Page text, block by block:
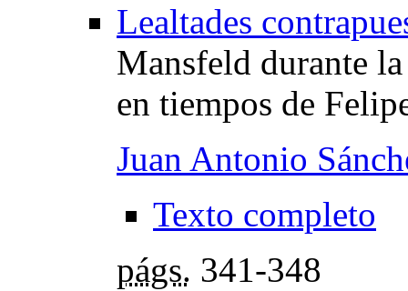
Lealtades
Mansfeld durante
en tiempos de
Juan Antonio
Texto completo
págs. 341-348